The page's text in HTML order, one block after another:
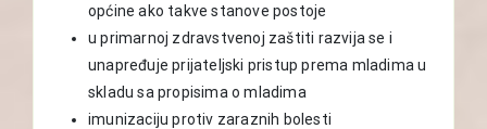
općine ako takve stanove postoje
u primarnoj zdravstvenoj zaštiti razvija se i
unapređuje prijateljski pristup prema mladima u
skladu sa propisima o mladima
imunizaciju protiv zaraznih bolesti